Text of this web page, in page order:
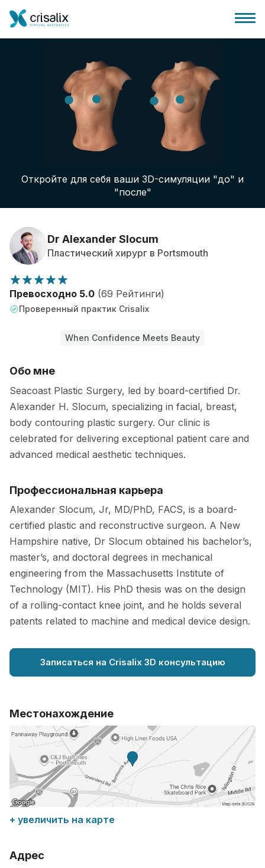
Главная хирурга
Бизнес Платформа
Планы
Откройте для себя ваши 3D-симуляции "до" и
"после"
Dr Alexander Slocum
Пластический хирург в Portsmouth
Превосходно 5.0 (69 Рейтинги)
Проверенный практик Crisalix
When Confidence Meets Beauty
Обо мне
Seacoast Plastic Surgery, led by board-certified Dr.
Alexander H. Slocum, specializing in facial, breast,
body contouring plastic surgery. Our clinic is
celebrated for delivering exceptional patient care and
advanced medical aesthetic techniques.
Профессиональная карьера
Alexander Slocum, Jr, MD/PhD, FACS, is a board-
certified plastic and reconstructive surgeon. A New
Hampshire native, Dr Slocum obtained his bachelor’s,
master’s, and doctoral degrees in mechanical
engineering from the Massachusetts Institute of
Technology (MIT). His PhD thesis was on the design
of a rolling-contact knee joint, and he holds several
patents related to machine and medical device design.
Записаться на Crisalix 3D консультацию
Местонахождение
+ увеличить на карте
Адрес